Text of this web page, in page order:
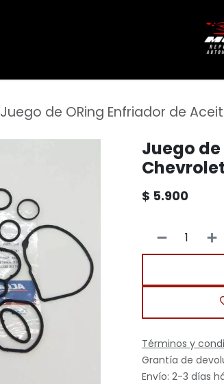
Juego de ORing Enfriador de
Juego
$ 5.900
Términos y
Grantía de
Envío: 2-3 días